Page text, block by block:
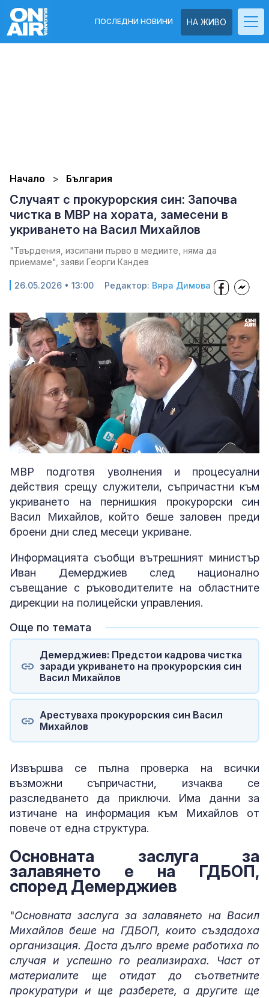
НА ЖИВО
ПОСЛЕДНИ НОВИНИ
Начало България
Случаят с прокурорския син: Започва
чистка в МВР на хората, замесени в
укриването на Васил Михайлов
"Твърдения, изсипани първо в медиите, няма да
приемаме", заяви Георги Кандев
26.05.2026 • 13:00 Редактор: Вяра Димова
Unmute Loaded
:
73.27%
МВР подготвя уволнения и процесуални
действия срещу служители, съпричастни към
укриването на пернишкия прокурорски син
Васил Михайлов, който беше заловен преди
броени дни след месеци укриване.
Информацията съобщи вътрешният министър
Иван Демерджиев след национално
съвещание с ръководителите на областните
дирекции на полицейски управления.
Още по темата
Демерджиев: Предстои кадрова чистка
заради укриването на прокурорския син
Васил Михайлов
Арестуваха прокурорския син Васил
Михайлов
Извършва се пълна проверка на всички
възможни съпричастни, изчаква се
разследването да приключи. Има данни за
изтичане на информация към Михайлов от
повече от една структура.
Основната заслуга за
залавянето е на ГДБОП,
според Демерджиев
"Основната заслуга за залавянето на Васил
Михайлов беше на ГДБОП, които създадоха
организация. Доста дълго време работиха по
случая и успешно го реализираха. Част от
материалите ще отидат до съответните
прокуратури и ще разберете, а другите ще